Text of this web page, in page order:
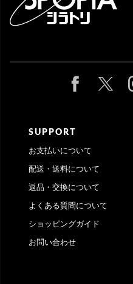
SUPPORT
お支払いについて
配送・送料について
返品・交換について
よくある質問について
ショッピングガイド
お問い合わせ